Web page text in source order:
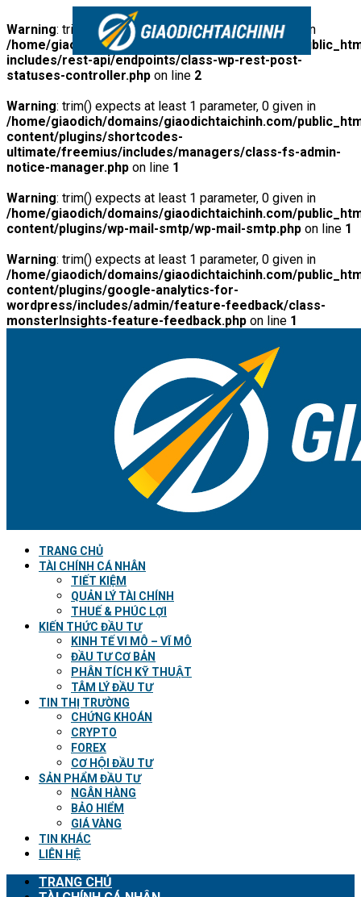
Warning: trim() expects at least 1 parameter, 0 given in
/home/giaodich/domains/giaodichtaichinh.com/
includes/rest-api/endpoints/class-wp-rest-post-
statuses-controller.php on line 2
Warning: trim() expects at least 1 parameter, 0 given in
/home/giaodich/domains/giaodichtaichinh.com/
content/plugins/shortcodes-
ultimate/freemius/includes/managers/class-fs-admin-
notice-manager.php on line 1
Warning: trim() expects at least 1 parameter, 0 given in
/home/giaodich/domains/giaodichtaichinh.com/
content/plugins/wp-mail-smtp/wp-mail-smtp.php on line 1
Warning: trim() expects at least 1 parameter, 0 given in
/home/giaodich/domains/giaodichtaichinh.com/
content/plugins/google-analytics-for-
wordpress/includes/admin/feature-feedback/class-
monsterInsights-feature-feedback.php on line 1
TRANG CHỦ
TÀI CHÍNH CÁ NHÂN
TIẾT KIỆM
QUẢN LÝ TÀI CHÍNH
THUẾ & PHÚC LỢI
KIẾN THỨC ĐẦU TƯ
KINH TẾ VI MÔ – VĨ MÔ
ĐẦU TƯ CƠ BẢN
PHÂN TÍCH KỸ THUẬT
TÂM LÝ ĐẦU TƯ
TIN THỊ TRƯỜNG
CHỨNG KHOÁN
CRYPTO
FOREX
CƠ HỘI ĐẦU TƯ
SẢN PHẨM ĐẦU TƯ
NGÂN HÀNG
BẢO HIỂM
GIÁ VÀNG
TIN KHÁC
LIÊN HỆ
TRANG CHỦ